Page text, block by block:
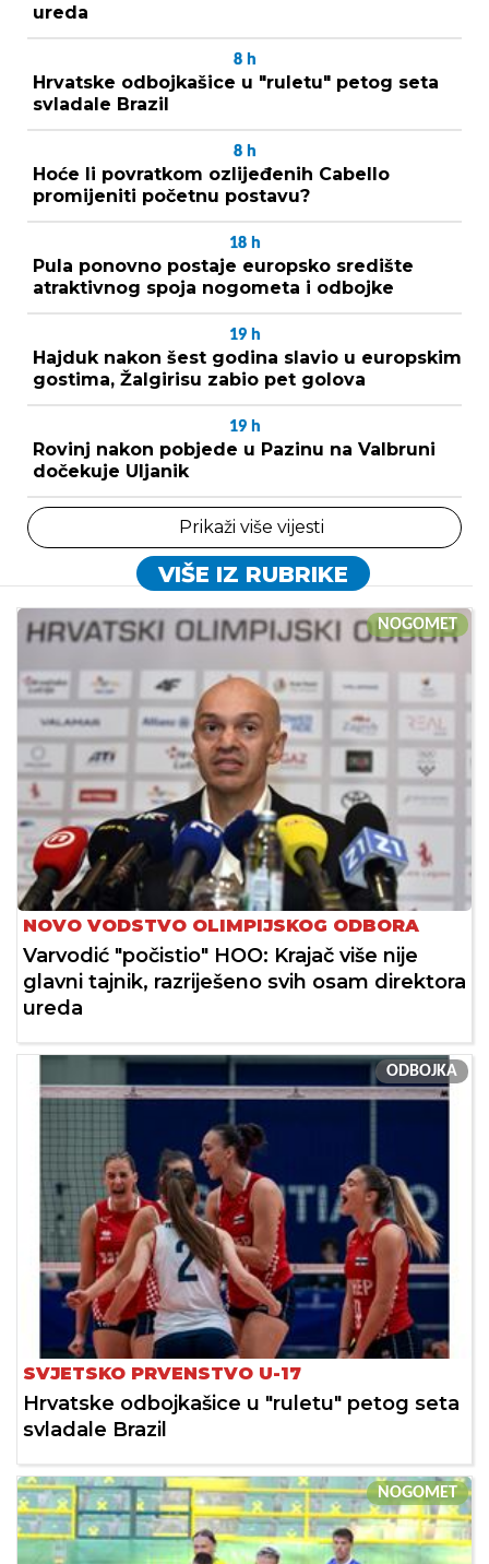
ureda
8 h
Hrvatske odbojkašice u "ruletu" petog seta
svladale Brazil
8 h
Hoće li povratkom ozlijeđenih Cabello
promijeniti početnu postavu?
18 h
Pula ponovno postaje europsko središte
atraktivnog spoja nogometa i odbojke
19 h
Hajduk nakon šest godina slavio u europskim
gostima, Žalgirisu zabio pet golova
19 h
Rovinj nakon pobjede u Pazinu na Valbruni
dočekuje Uljanik
Prikaži više vijesti
VIŠE IZ RUBRIKE
NOGOMET
NOVO VODSTVO OLIMPIJSKOG ODBORA
Varvodić "počistio" HOO: Krajač više nije
glavni tajnik, razriješeno svih osam direktora
ureda
ODBOJKA
SVJETSKO PRVENSTVO U-17
Hrvatske odbojkašice u "ruletu" petog seta
svladale Brazil
NOGOMET